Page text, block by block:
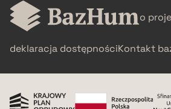
pobierz cytat
pobierz cytat
BIBTEX
o
deklaracja dostępnościKontakt